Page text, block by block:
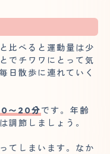
比べると運動量は少
でチワワにとって気
日散歩に連れていく
〜20分です。年齢
調節しましょう。
てしまいます。なか